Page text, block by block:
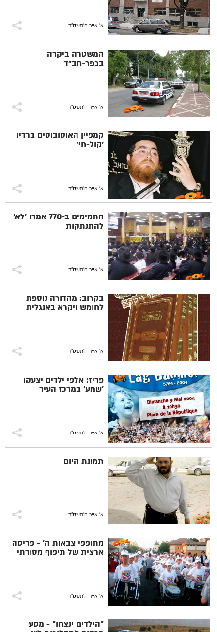
א' אייר ה׳תשס״ד
המשטרה ביקרה
בכפר-חב"ד
א' אייר ה׳תשס״ד
קמפיין האוטובוסים ברדיו
'קול-חי'
א' אייר ה׳תשס״ד
התמימים ב-770 אמרו 'לא'
להתנתקות
א' אייר ה׳תשס״ד
בקרוב: מהדורה נוספת
לחומש ויקרא באנגלית
א' אייר ה׳תשס״ד
פריז: אלפי ילדים יצעקו
'שמע' במרכז העיר
א' אייר ה׳תשס״ד
תמונת היום
א' אייר ה׳תשס״ד
מתופפי צבאות ה' - פריסה
ארצית של תיפוף מסורתי
א' אייר ה׳תשס״ד
"הילדים ינצחו" - מסע